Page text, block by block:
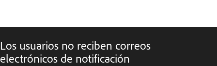
Los usuarios no reciben correos
electrónicos de notificación